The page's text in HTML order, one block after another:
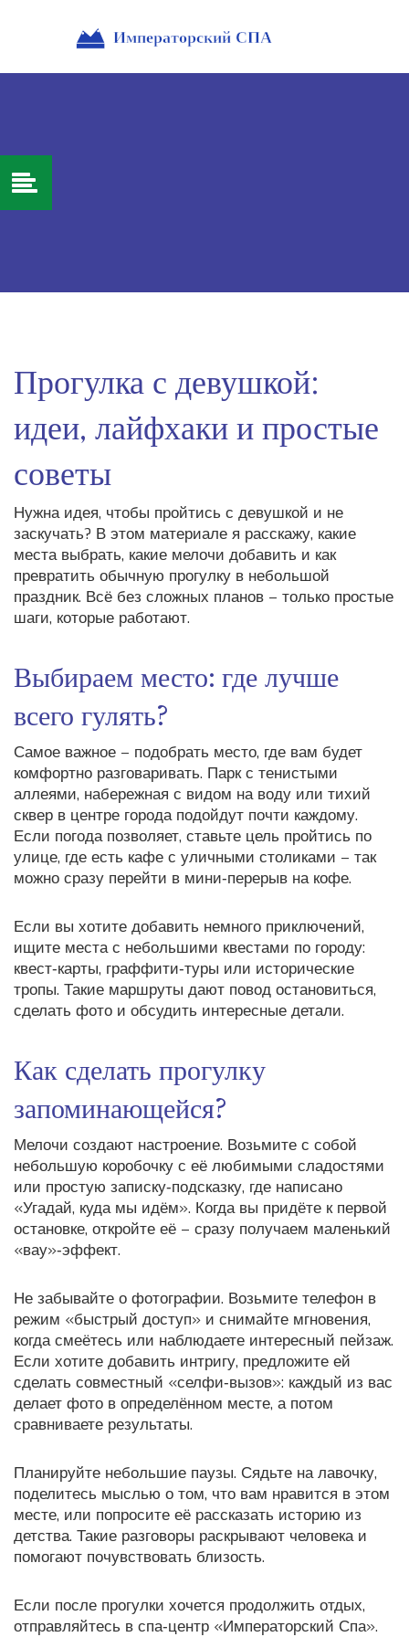
Прогулка с девушкой:
идеи, лайфхаки и простые
советы
Нужна идея, чтобы пройтись с девушкой и не
заскучать? В этом материале я расскажу, какие
места выбрать, какие мелочи добавить и как
превратить обычную прогулку в небольшой
праздник. Всё без сложных планов – только простые
шаги, которые работают.
Выбираем место: где лучше
всего гулять?
Самое важное – подобрать место, где вам будет
комфортно разговаривать. Парк с тенистыми
аллеями, набережная с видом на воду или тихий
сквер в центре города подойдут почти каждому.
Если погода позволяет, ставьте цель пройтись по
улице, где есть кафе с уличными столиками – так
можно сразу перейти в мини‑перерыв на кофе.
Если вы хотите добавить немного приключений,
ищите места с небольшими квестами по городу:
квест‑карты, граффити‑туры или исторические
тропы. Такие маршруты дают повод остановиться,
сделать фото и обсудить интересные детали.
Как сделать прогулку
запоминающейся?
Мелочи создают настроение. Возьмите с собой
небольшую коробочку с её любимыми сладостями
или простую записку‑подсказку, где написано
«Угадай, куда мы идём». Когда вы придёте к первой
остановке, откройте её – сразу получаем маленький
«вау»‑эффект.
Не забывайте о фотографии. Возьмите телефон в
режим «быстрый доступ» и снимайте мгновения,
когда смеётесь или наблюдаете интересный пейзаж.
Если хотите добавить интригу, предложите ей
сделать совместный «селфи‑вызов»: каждый из вас
делает фото в определённом месте, а потом
сравниваете результаты.
Планируйте небольшие паузы. Сядьте на лавочку,
поделитесь мыслью о том, что вам нравится в этом
месте, или попросите её рассказать историю из
детства. Такие разговоры раскрывают человека и
помогают почувствовать близость.
Если после прогулки хочется продолжить отдых,
отправляйтесь в спа‑центр «Императорский Спа».